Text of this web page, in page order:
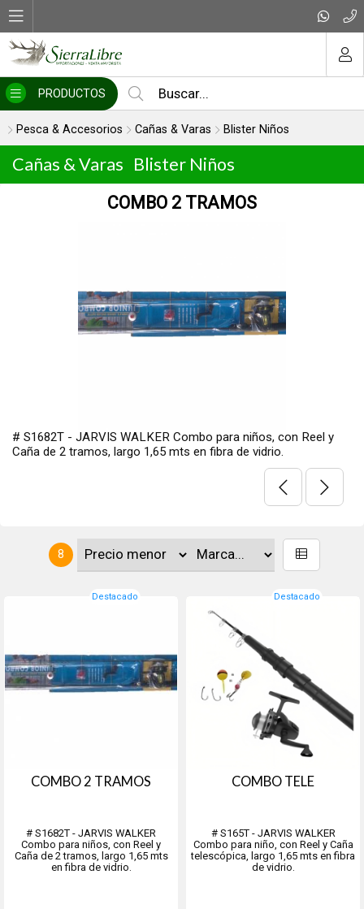
PRODUCTOS
Pesca & Accesorios Cañas & Varas Blister Niños
Cañas & Varas Blister Niños
COMBO 2 TRAMOS
# S1682T - JARVIS WALKER Combo para niños, con Reel y
Caña de 2 tramos, largo 1,65 mts en fibra de vidrio.
8
Destacado
COMBO 2 TRAMOS
# S1682T - JARVIS WALKER
Combo para niños, con Reel y
Caña de 2 tramos, largo 1,65 mts
en fibra de vidrio.
Destacado
COMBO TELE
# S165T - JARVIS WALKER
Combo para niño, con Reel y Caña
telescópica, largo 1,65 mts en fibra
de vidrio.